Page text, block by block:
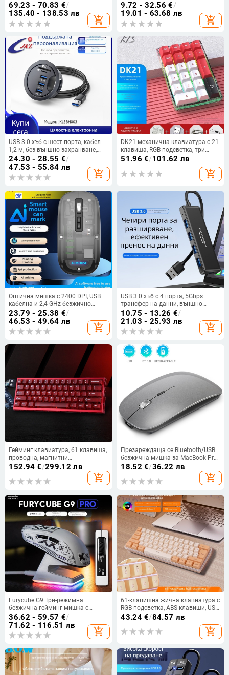
Електронни спортове Игри
Настолен компютър RGB
Истинска механична
69.23 - 70.83 €/
135.40 - 138.53 лв
add_shopping_cart
пластмасов корпус, 12-месечна
гаранция
9.72 - 32.56 €/
19.01 - 63.68 лв
add_shopping_cart
USB 3.0 хъб с шест порта, кабел
1,2 м, без външно захранване,
скорост на пренос 5 Gbps
24.30 - 28.55 €/
47.53 - 55.84 лв
add_shopping_cart
DK21 механична клавиатура с 21
клавиша, RGB подсветка, три
режима свързване: жично,
swappable
51.96 €/101.62 лв
add_shopping_cart
Оптична мишка с 2400 DPI, USB
кабелна и 2,4 GHz безжично
свързване, презареждаща се,
ергономична
23.79 - 25.38 €/
46.53 - 49.64 лв
add_shopping_cart
USB 3.0 хъб с 4 порта, 5Gbps
трансфер на данни, външно
захранване, модел H-306
10.75 - 13.26 €/
21.03 - 25.93 лв
add_shopping_cart
Гейминг клавиатура, 61 клавиша,
проводна, магнитни
превключватели, CNC
152.94 €/299.12 лв
add_shopping_cart
Презареждаща се Bluetooth/USB
безжична мишка за MacBook Pro
– 1600 DPI, 4 бутона, метално
18.52 €/36.22 лв
add_shopping_cart
Furycube G9 Три-режимна
безжична гейминг мишка с
PAW331 оптичен сензор, 6
бутона, DPI до 12000, USB кабел
1,5 м, 2,4 GHz безжична връзка
36.62 - 59.57 €/
71.62 - 116.51 лв
add_shopping_cart
61-клавишна жична клавиатура с
RGB подсветка, ABS клавиши, USB
интерфейс
43.24€/84.57 лв
add_shopping_cart